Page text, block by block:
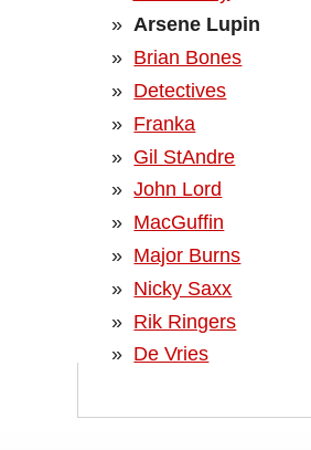
Arsene Lupin
Brian Bones
Detectives
Franka
Gil StAndre
John Lord
MacGuffin
Major Burns
Nicky Saxx
Rik Ringers
De Vries